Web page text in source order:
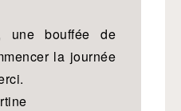
une bouffée de
la journée